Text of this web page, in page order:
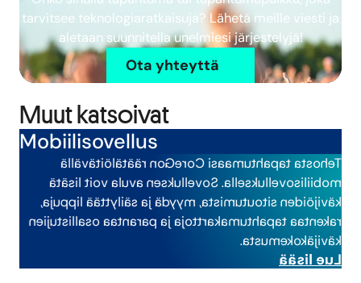
tarvitsee teknologiaratkaisuja? Lähetä meille viesti ja
aletaan suunnitella unelmiesi järjestelyjä!
Ota yhteyttä
Muut katsoivat
Mobiilisovellus
Tehosta tapahtumaasi CoreGon räätälöitävällä
mobiilisovelluksella.
S
ovelluksen avula
voit lisätä
kävijöiden sitoutumista
, myydä ja säilyttää lippuja
,
rakentaa
tapahtumakarttoja
ja
parantaa osallistujien
kävijäkokemusta.
Lue lisää